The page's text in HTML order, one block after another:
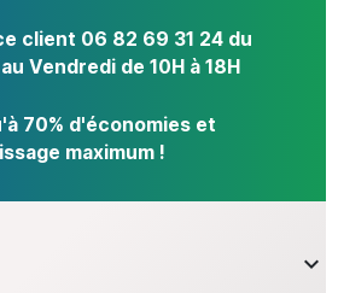
client 06 82 69 31 24 du
Vendredi de 10H à 18H
70% d'économies et
maximum !
